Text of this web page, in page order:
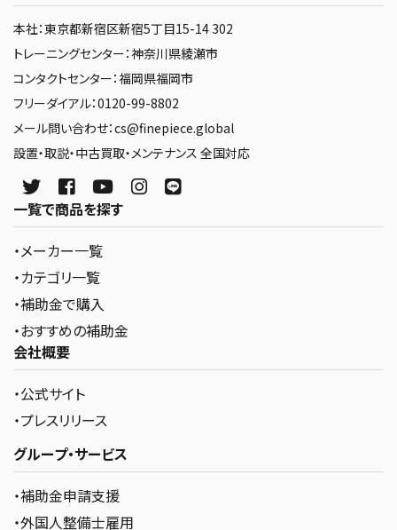
本社：東京都新宿区新宿5丁目15-14 302
トレーニングセンター：神奈川県綾瀬市
コンタクトセンター：福岡県福岡市
フリーダイアル：0120-99-8802
メール問い合わせ：cs@finepiece.global
設置・取説・中古買取・メンテナンス 全国対応
一覧で商品を探す
・メーカー一覧
・カテゴリ一覧
・補助金で購入
・おすすめの補助金
会社概要
・公式サイト
・プレスリリース
グループ・サービス
・補助金申請支援
・外国人整備士雇用